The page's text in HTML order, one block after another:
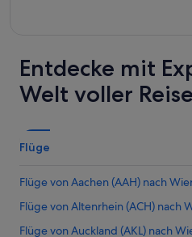
Entdecke mit
Welt voller
Flüge
Flüge von Aachen (AAH) nach
Flüge von Altenrhein (ACH) nach
Flüge von Auckland (AKL) nach